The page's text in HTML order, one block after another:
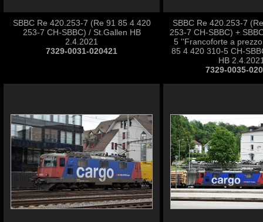
SBBC Re 420.253-7 (Re 91 85 4 420
253-7 CH-SBBC) / St.Gallen HB
2.4.2021
7329-0031-020421
SBBC Re 420.253-7
253-7 CH-SBBC) +
5 ''Francoforte a
85 4 420 310-5 CH-
HB
7329-0035-